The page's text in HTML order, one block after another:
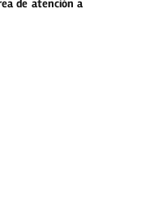
de atención a